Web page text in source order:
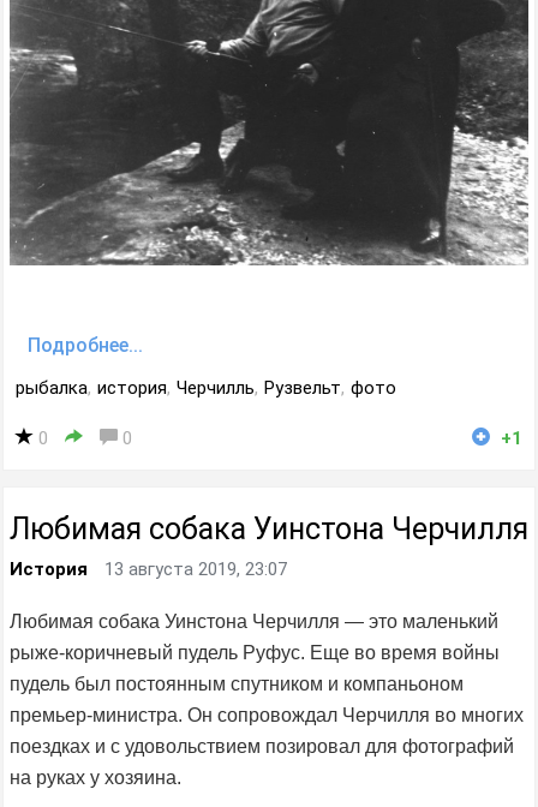
Подробнее...
рыбалка, история, Черчилль, Рузвельт, фото
0 0 +1
Любимая собака Уинстона Черчилля
История 13 августа 2019, 23:07
Любимая собака Уинстона Черчилля — это маленький
рыже-коричневый пудель Руфус. Еще во время войны
пудель был постоянным спутником и компаньоном
премьер-министра. Он сопровождал Черчилля во многих
поездках и с удовольствием позировал для фотографий
на руках у хозяина.